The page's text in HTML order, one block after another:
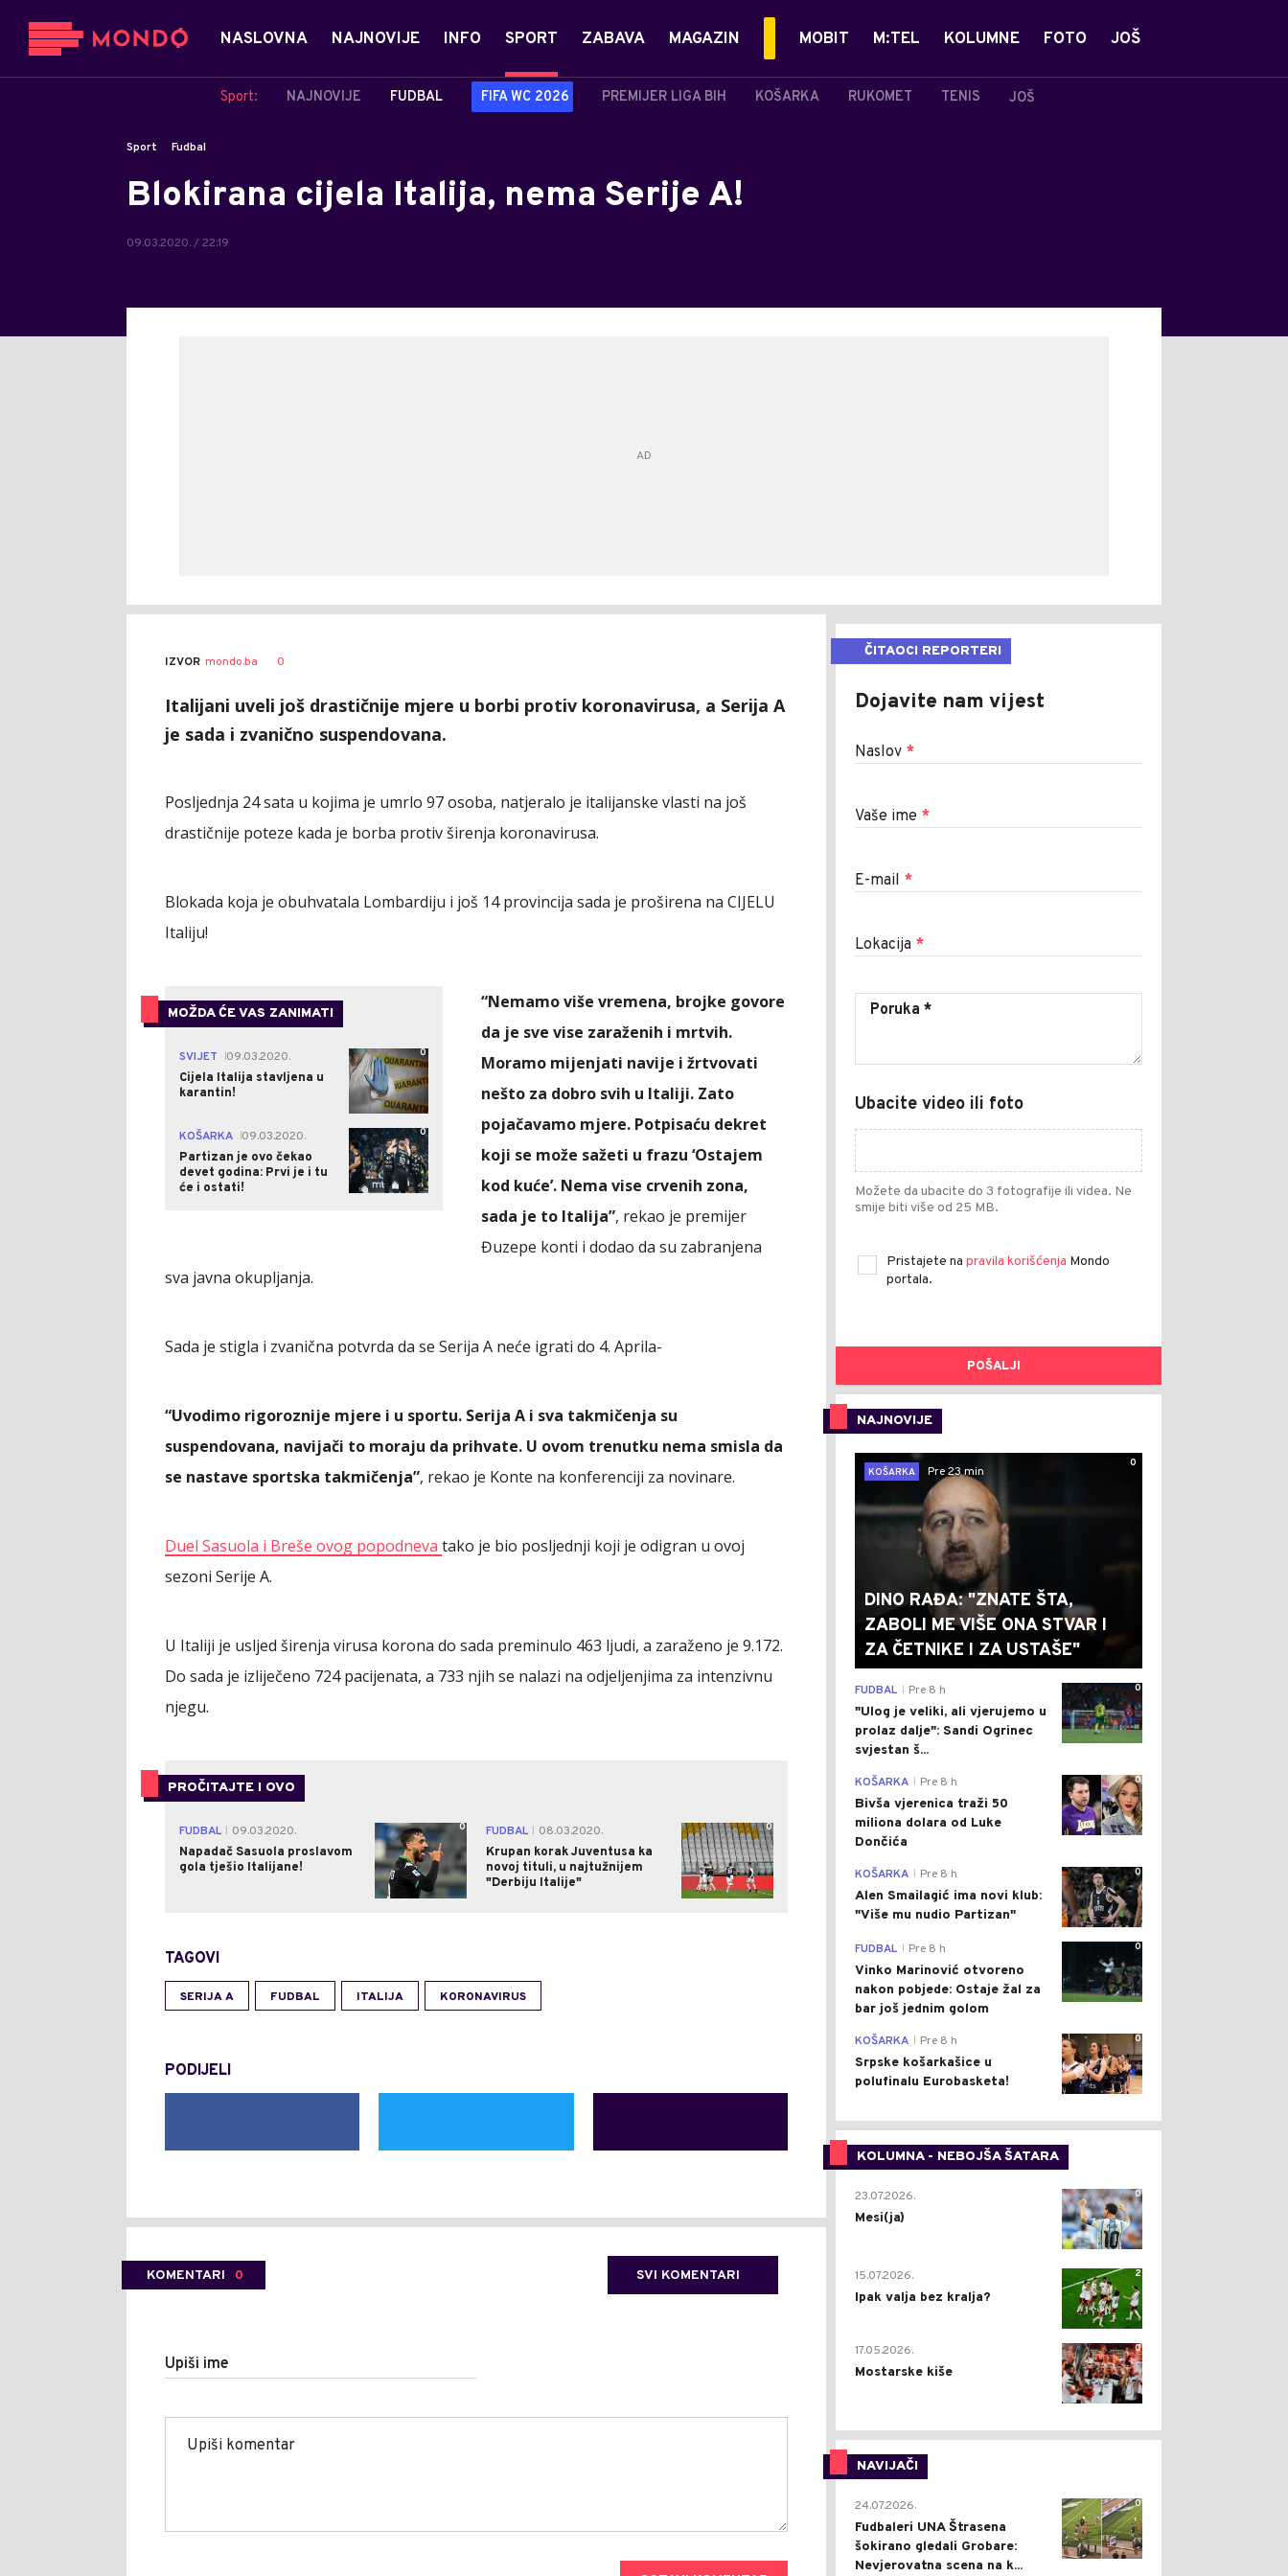
NASLOVNA NAJNOVIJE INFO SPORT
Sport: NAJNOVIJE FUDBAL FIFA WC 2026 PREMIJER LIGA BIH KOŠARKA RUKOMET TENIS JOŠ
ZABAVA MAGAZIN MOBIT M:TEL KOLUMNE FOTO JOŠ
Sport Fudbal
Blokirana cijela Italija, nema Serije A!
09.03.2020. / 22:19
IZVOR mondo.ba 0
Italijani uveli još drastičnije mjere u borbi protiv koronavirusa, a Serija A
je sada i zvanično suspendovana.
Posljednja 24 sata u kojima je umrlo 97 osoba, natjeralo je italijanske vlasti na još
drastičnije poteze kada je borba protiv širenja koronavirusa.
Blokada koja je obuhvatala Lombardiju i još 14 provincija sada je proširena na CIJELU
Italiju!
MOŽDA ĆE VAS ZANIMATI
SVIJET
09.03.2020.
Cijela Italija stavljena u
karantin!
0
KOŠARKA
09.03.2020.
Partizan je ovo čekao
devet godina: Prvi je i tu
će i ostati!
0
“Nemamo više vremena, brojke govore
da je sve vise zaraženih i mrtvih.
Moramo mijenjati navije i žrtvovati
nešto za dobro svih u Italiji. Zato
pojačavamo mjere. Potpisaću dekret
koji se može sažeti u frazu ‘Ostajem
kod kuće’. Nema vise crvenih zona,
sada je to Italija”, rekao je premijer
Đuzepe konti i dodao da su zabranjena
sva javna okupljanja.
Sada je stigla i zvanična potvrda da se Serija A neće igrati do 4. Aprila-
“Uvodimo rigoroznije mjere i u sportu. Serija A i sva takmičenja su
suspendovana, navijači to moraju da prihvate. U ovom trenutku nema smisla da
se nastave sportska takmičenja”, rekao je Konte na konferenciji za novinare.
Duel Sasuola i Breše ovog popodneva tako je bio posljednji koji je odigran u ovoj
sezoni Serije A.
U Italiji je usljed širenja virusa korona do sada preminulo 463 ljudi, a zaraženo je 9.172.
Do sada je izliječeno 724 pacijenata, a 733 njih se nalazi na odjeljenjima za intenzivnu
njegu.
PROČITAJTE I OVO
FUDBAL
09.03.2020.
Napadač Sasuola proslavom
gola tješio Italijane!
0 FUDBAL
08.03.2020.
Krupan korak Juventusa ka
novoj tituli, u najtužnijem
"Derbiju Italije"
0
TAGOVI
SERIJA A FUDBAL ITALIJA KORONAVIRUS
PODIJELI
KOMENTARI 0 SVI KOMENTARI
Upiši ime
ČITAOCI REPORTERI
Dojavite nam vijest
Naslov *
Vaše ime *
E-mail *
Lokacija *
Ubacite video ili foto
Možete da ubacite do 3 fotografije ili videa. Ne
smije biti više od 25 MB.
Pristajete na pravila korišćenja Mondo
portala.
POŠALJI
NAJNOVIJE
0
KOŠARKA
Pre 23 min
DINO RAĐA: "ZNATE ŠTA,
ZABOLI ME VIŠE ONA STVAR I
ZA ČETNIKE I ZA USTAŠE"
0
FUDBAL Pre 8 h
"Ulog je veliki, ali vjerujemo u
prolaz dalje": Sandi Ogrinec
svjestan š...
0
KOŠARKA Pre 8 h
Bivša vjerenica traži 50
miliona dolara od Luke
Dončića
0
KOŠARKA Pre 8 h
Alen Smailagić ima novi klub:
"Više mu nudio Partizan"
0
FUDBAL Pre 8 h
Vinko Marinović otvoreno
nakon pobjede: Ostaje žal za
bar još jednim golom
0
KOŠARKA Pre 8 h
Srpske košarkašice u
polufinalu Eurobasketa!
KOLUMNA - NEBOJŠA ŠATARA
0
23.07.2026.
Mesi(ja)
2
15.07.2026.
Ipak valja bez kralja?
0
17.05.2026.
Mostarske kiše
NAVIJAČI
0
24.07.2026.
Fudbaleri UNA Štrasena
šokirano gledali Grobare:
Nevjerovatna scena na k...